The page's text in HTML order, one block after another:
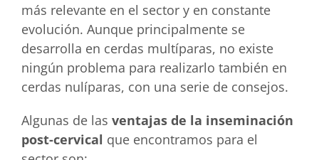
más relevante en el sector y en constante
evolución. Aunque principalmente se
desarrolla en cerdas multíparas, no existe
ningún problema para realizarlo también en
cerdas nulíparas, con una serie de consejos.
Algunas de las ventajas de la inseminación
post-cervical que encontramos para el